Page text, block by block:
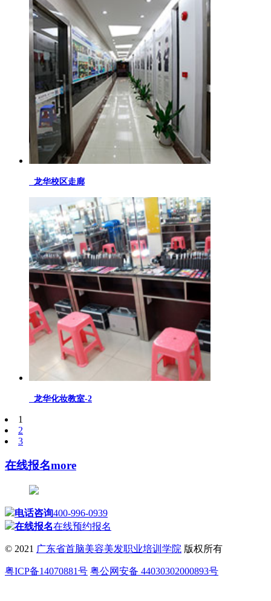
龙华校区走廊
龙华化妆教室-2
1
2
3
在线报名more
电话咨询400-996-0939
在线报名在线预约报名
© 2021 广东省首脑美容美发职业培训学院 版权所有
粤ICP备14070881号 粤公网安备 44030302000893号